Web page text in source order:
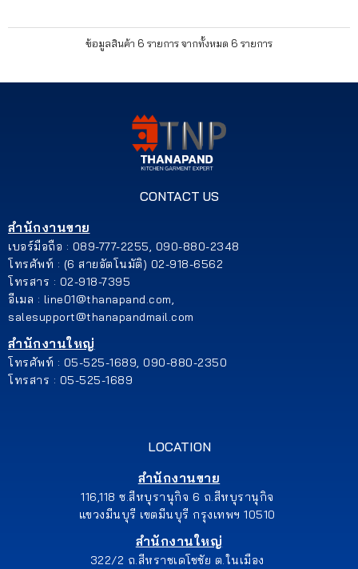
ข้อมูลสินค้า 6 รายการ จากทั้งหมด 6 รายการ
CONTACT US
สำนักงานขาย
เบอร์มือถือ : 089-777-2255, 090-880-2348
โทรศัพท์ : (6 สายอัตโนมัติ) 02-918-6562
โทรสาร : 02-918-7395
อีเมล : line01@thanapand.com,
salesupport@thanapandmail.com
สำนักงานใหญ่
โทรศัพท์ : 05-525-1689, 090-880-2350
โทรสาร : 05-525-1689
LOCATION
สำนักงานขาย
116,118 ซ.สีหบุรานุกิจ 6 ถ.สีหบุรานุกิจ
แขวงมีนบุรี เขตมีนบุรี กรุงเทพฯ 10510
สำนักงานใหญ่
322/2 ถ.สีหราชเดโชชัย ต.ในเมือง